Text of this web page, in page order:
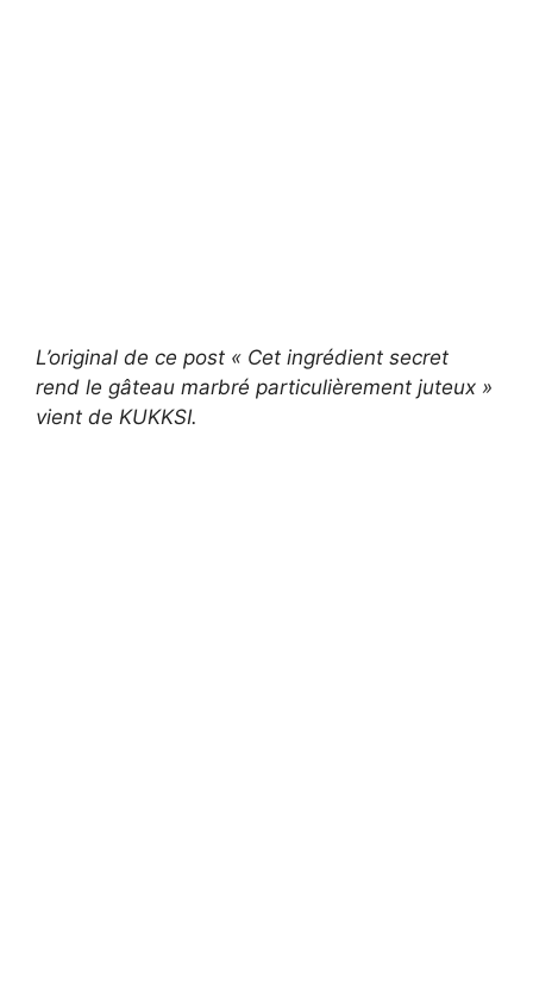
L’original de ce post « Cet ingrédient secret
rend le gâteau marbré particulièrement juteux »
vient de KUKKSI.